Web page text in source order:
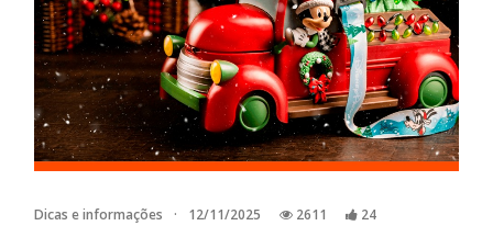
Dicas e informações · 12/11/2025 2611 24